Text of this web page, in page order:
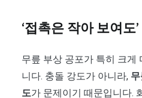
‘접촉은 작아 보여도
무릎 부상 공포가 특히 크게
니다. 충돌 강도가 아니라,
도가 문제이기 때문입니다.